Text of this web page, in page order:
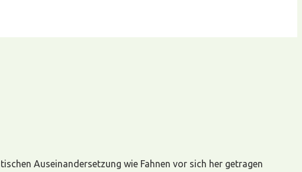
Auseinandersetzung wie Fahnen vor sich her getragen